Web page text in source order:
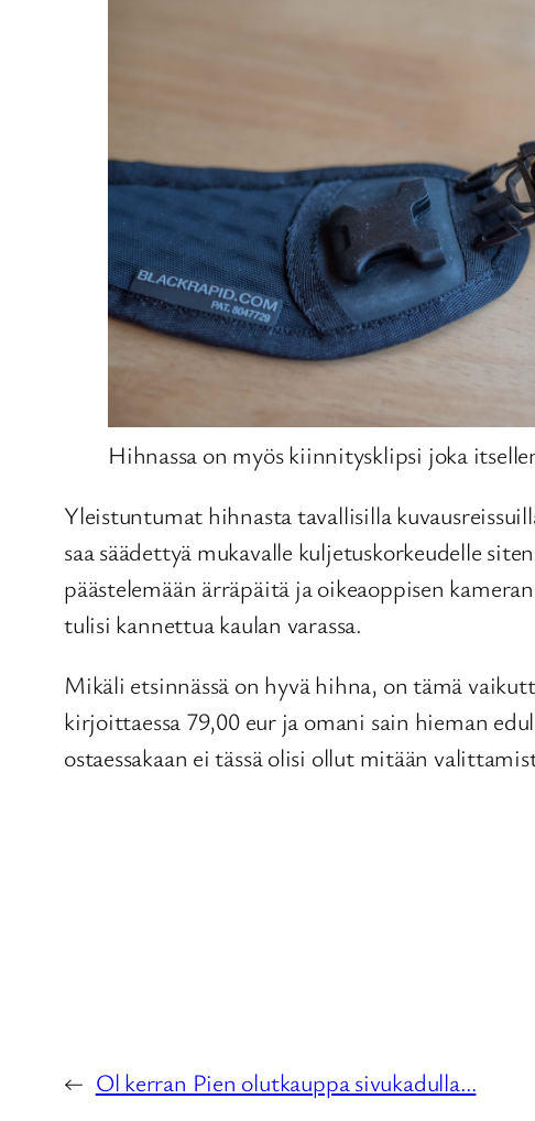
Hihnassa on myös kiinnitysklipsi joka
Yleistuntumat hihnasta tavallisilla
saa säädettyä mukavalle kuljetuskorkeudelle
päästelemään ärräpäitä ja oikeaoppisen
tulisi kannettua kaulan varassa.
Mikäli etsinnässä on hyvä hihna, on tämä
kirjoittaessa 79,00 eur ja omani sain hieman
ostaessakaan ei tässä olisi ollut mitään
← Ol kerran Pien olutkauppa sivukadulla…